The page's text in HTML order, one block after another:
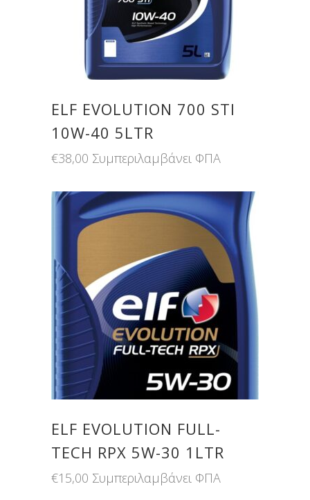
ELF EVOLUTION 700 STI
10W-40 5LTR
€38,00 Συμπεριλαμβάνει ΦΠΑ
ELF EVOLUTION FULL-
TECH RPX 5W-30 1LTR
€15,00 Συμπεριλαμβάνει ΦΠΑ